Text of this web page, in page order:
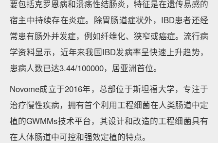
要包括克罗恩病和溃疡性结肠炎，特征是在遗传易感的
宿主中持续存在炎症。除胃肠道症状外，IBD患者还经
常患有肠外并发症，例如纤维化、狭窄或癌症。流行病
学资料显示，近年来我国IBD发病率呈快速上升趋势，
患病人数已达3.44/100000，居亚洲首位。
Novome成立于2016年，总部位于斯坦福大学，专注于
治疗慢性疾病，拥有首个利用工程细菌在人类肠道中定
植的GWMMs技术平台，其设计和改造的工程细菌具有
在人体肠道中可控和强效定植的特点。